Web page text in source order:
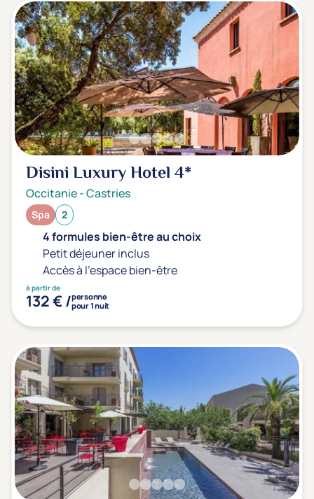
Sport
(0)
Yoga
(0)
Offres spéciales
Vente Flash & Promo
(0)
Offres spéciales Solo
(0)
Distance de chez vous
Établissements proches de chez moi
Transports & hébergement
Offre séjour + vol inclus
(0)
Disini Luxury Hotel4*
Occitanie-Castries
Spa 2
4 formules bien-être au choix
Petit déjeuner inclus
Accès à l'espace bien-être
à partir de
132 € /personne
pour 1 nuit